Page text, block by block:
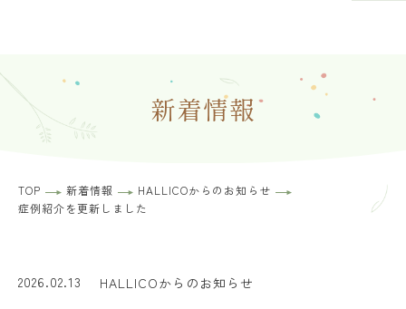
新着情報
TOP 新着情報
HALLICOからのお知らせ
症例紹介を更新しました
2026.02.13 HALLICOからのお知らせ